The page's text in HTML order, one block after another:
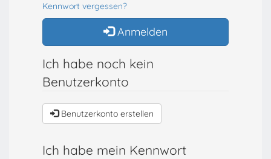
Kennwort vergessen?
Anmelden
Ich habe noch kein
Benutzerkonto
Benutzerkonto erstellen
Ich habe mein Kennwort